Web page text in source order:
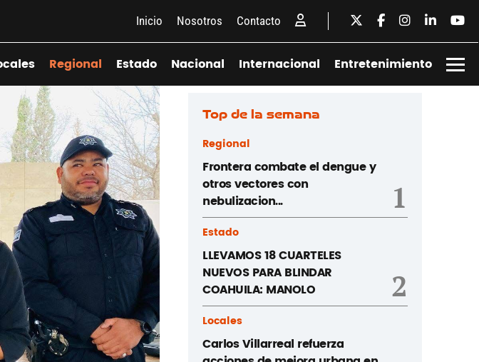
Inicio Nosotros Contacto
Regional Estado Nacional Internacional Entretenimiento
Top de la semana
Regional
Frontera combate el dengue y
otros vectores con
nebulizacion...
1
Estado
LLEVAMOS 18 CUARTELES
NUEVOS PARA BLINDAR
COAHUILA: MANOLO
2
Locales
Carlos Villarreal refuerza